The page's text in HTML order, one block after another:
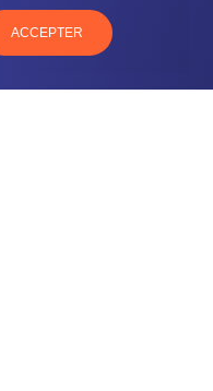
Damery
ACCEPTER